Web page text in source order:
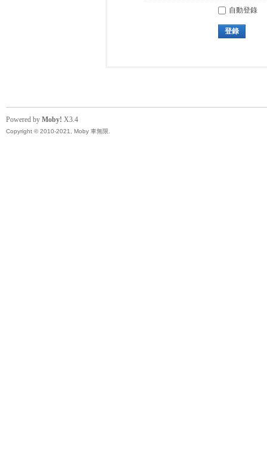
自動登錄
登錄
Powered by Moby! X3.4
Copyright © 2010-2021, Moby 車無限.